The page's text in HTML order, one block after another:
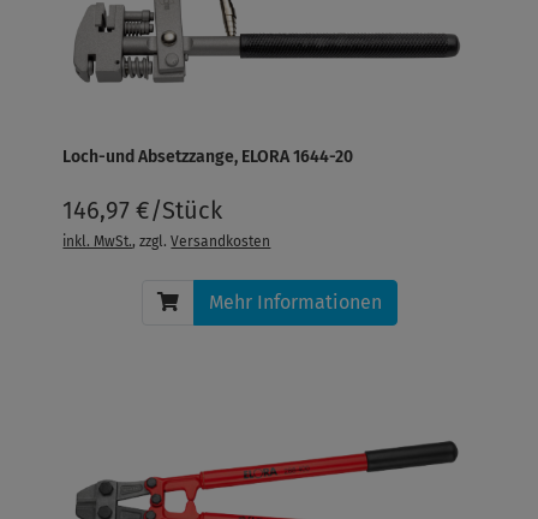
Loch-und Absetzzange, ELORA 1644-20
146,97 €/Stück
inkl. MwSt., zzgl.Versandkosten
Mehr Informationen